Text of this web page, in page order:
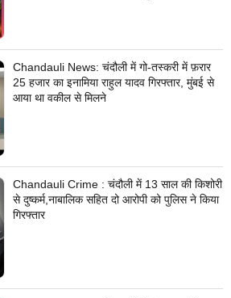
Chandauli News: चंदौली में गो-तस्करी में फ़रार
25 हजार का इनामिया राहुल यादव गिरफ्तार, मुंबई से
आया था वकील से मिलने
Chandauli Crime : चंदौली में 13 साल की किशोरी
से दुष्कर्म,नाबालिक सहित दो आरोपी को पुलिस ने किया
गिरफ्तार